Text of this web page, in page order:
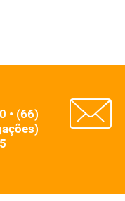
• (66)